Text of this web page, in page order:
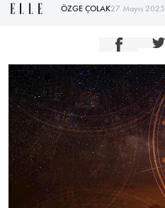
ÖZGE ÇOLAK27 Mayıs 2025